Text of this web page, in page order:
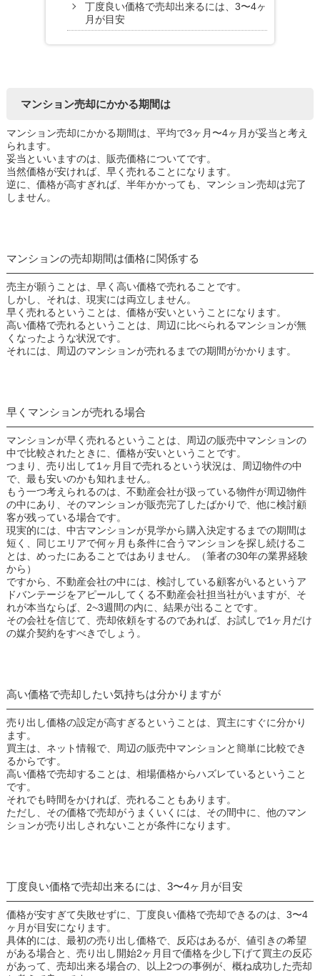
丁度良い価格で売却出来るには、3〜4ヶ
月が目安
マンション売却にかかる期間は
マンション売却にかかる期間は、平均で3ヶ月〜4ヶ月が妥当と考え
られます。
妥当といいますのは、販売価格についてです。
当然価格が安ければ、早く売れることになります。
逆に、価格が高すぎれば、半年かかっても、マンション売却は完了
しません。
マンションの売却期間は価格に関係する
売主が願うことは、早く高い価格で売れることです。
しかし、それは、現実には両立しません。
早く売れるということは、価格が安いということになります。
高い価格で売れるということは、周辺に比べられるマンションが無
くなったような状況です。
それには、周辺のマンションが売れるまでの期間がかかります。
早くマンションが売れる場合
マンションが早く売れるということは、周辺の販売中マンションの
中で比較されたときに、価格が安いということです。
つまり、売り出して1ヶ月目で売れるという状況は、周辺物件の中
で、最も安いのかも知れません。
もう一つ考えられるのは、不動産会社が扱っている物件が周辺物件
の中にあり、そのマンションが販売完了したばかりで、他に検討顧
客が残っている場合です。
現実的には、中古マンションが見学から購入決定するまでの期間は
短く、同じエリアで何ヶ月も条件に合うマンションを探し続けるこ
とは、めったにあることではありません。（筆者の30年の業界経験
から）
ですから、不動産会社の中には、検討している顧客がいるというア
ドバンテージをアピールしてくる不動産会社担当社がいますが、そ
れが本当ならば、2~3週間の内に、結果が出ることです。
その会社を信じて、売却依頼をするのであれば、お試しで1ヶ月だけ
の媒介契約をすべきでしょう。
高い価格で売却したい気持ちは分かりますが
売り出し価格の設定が高すぎるということは、買主にすぐに分かり
ます。
買主は、ネット情報で、周辺の販売中マンションと簡単に比較でき
るからです。
高い価格で売却することは、相場価格からハズレているということ
です。
それでも時間をかければ、売れることもあります。
ただし、その価格で売却がうまくいくには、その間中に、他のマン
ションが売り出しされないことが条件になります。
丁度良い価格で売却出来るには、3〜4ヶ月が目安
価格が安すぎて失敗せずに、丁度良い価格で売却できるのは、3〜4
ヶ月が目安になります。
具体的には、最初の売り出し価格で、反応はあるが、値引きの希望
がある場合と、売り出し開始2ヶ月目で価格を少し下げて買主の反応
があって、売却出来る場合の、以上2つの事例が、概ね成功した売却